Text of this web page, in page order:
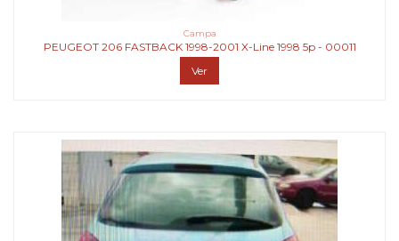
Campa
PEUGEOT 206 FASTBACK 1998-2001 X-Line 1998 5p - 00011
Ver